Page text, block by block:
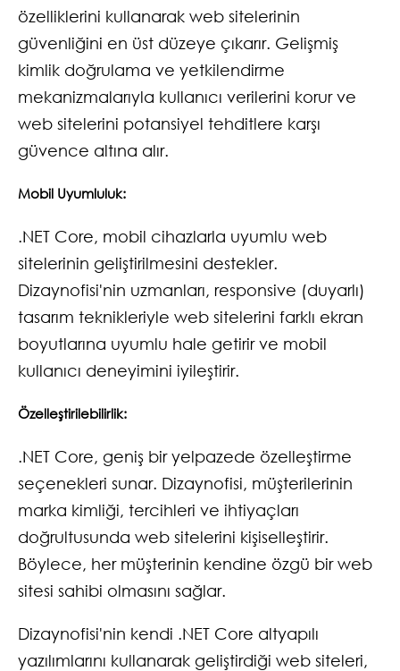
özelliklerini kullanarak web sitelerinin
güvenliğini en üst düzeye çıkarır. Gelişmiş
kimlik doğrulama ve yetkilendirme
mekanizmalarıyla kullanıcı verilerini korur ve
web sitelerini potansiyel tehditlere karşı
güvence altına alır.
Mobil Uyumluluk:
.NET Core, mobil cihazlarla uyumlu web
sitelerinin geliştirilmesini destekler.
Dizaynofisi'nin uzmanları, responsive (duyarlı)
tasarım teknikleriyle web sitelerini farklı ekran
boyutlarına uyumlu hale getirir ve mobil
kullanıcı deneyimini iyileştirir.
Özelleştirilebilirlik:
.NET Core, geniş bir yelpazede özelleştirme
seçenekleri sunar. Dizaynofisi, müşterilerinin
marka kimliği, tercihleri ve ihtiyaçları
doğrultusunda web sitelerini kişiselleştirir.
Böylece, her müşterinin kendine özgü bir web
sitesi sahibi olmasını sağlar.
Dizaynofisi'nin kendi .NET Core altyapılı
yazılımlarını kullanarak geliştirdiği web siteleri,